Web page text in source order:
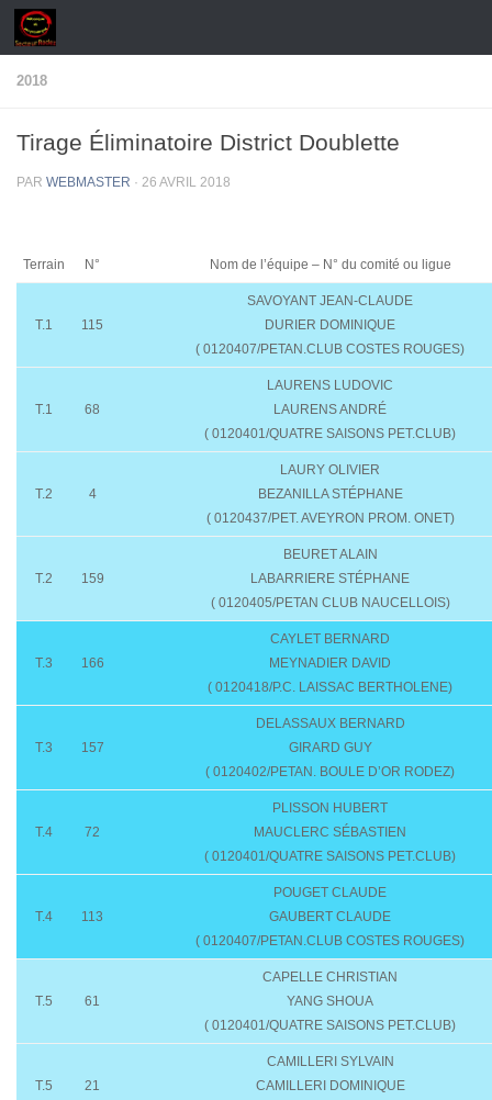
Skip to content
2018
Tirage Éliminatoire District Doublette
PAR WEBMASTER · 26 AVRIL 2018
Terrain N° Nom de l’équipe – N° du comité ou ligue
T.1 115
SAVOYANT JEAN-CLAUDE
DURIER DOMINIQUE
( 0120407/PETAN.CLUB COSTES ROUGES)
T.1 68
LAURENS LUDOVIC
LAURENS ANDRÉ
( 0120401/QUATRE SAISONS PET.CLUB)
T.2 4
LAURY OLIVIER
BEZANILLA STÉPHANE
( 0120437/PET. AVEYRON PROM. ONET)
T.2 159
BEURET ALAIN
LABARRIERE STÉPHANE
( 0120405/PETAN CLUB NAUCELLOIS)
T.3 166
CAYLET BERNARD
MEYNADIER DAVID
( 0120418/P.C. LAISSAC BERTHOLENE)
T.3 157
DELASSAUX BERNARD
GIRARD GUY
( 0120402/PETAN. BOULE D’OR RODEZ)
T.4 72
PLISSON HUBERT
MAUCLERC SÉBASTIEN
( 0120401/QUATRE SAISONS PET.CLUB)
T.4 113
POUGET CLAUDE
GAUBERT CLAUDE
( 0120407/PETAN.CLUB COSTES ROUGES)
T.5 61
CAPELLE CHRISTIAN
YANG SHOUA
( 0120401/QUATRE SAISONS PET.CLUB)
T.5 21
CAMILLERI SYLVAIN
CAMILLERI DOMINIQUE